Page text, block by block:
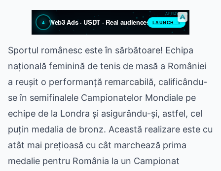
Sportul românesc este în sărbătoare! Echipa
națională feminină de tenis de masă a României
a reușit o performanță remarcabilă, calificându-
se în semifinalele Campionatelor Mondiale pe
echipe de la Londra și asigurându-și, astfel, cel
puțin medalia de bronz. Această realizare este cu
atât mai prețioasă cu cât marchează prima
medalie pentru România la un Campionat